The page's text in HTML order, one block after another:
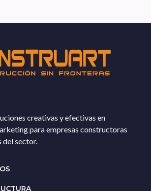
creativas y efectivas en
para empresas constructoras
sector.